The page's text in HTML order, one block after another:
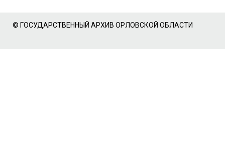
© ГОСУДАРСТВЕННЫЙ АРХИВ ОРЛОВСКОЙ ОБЛАСТИ